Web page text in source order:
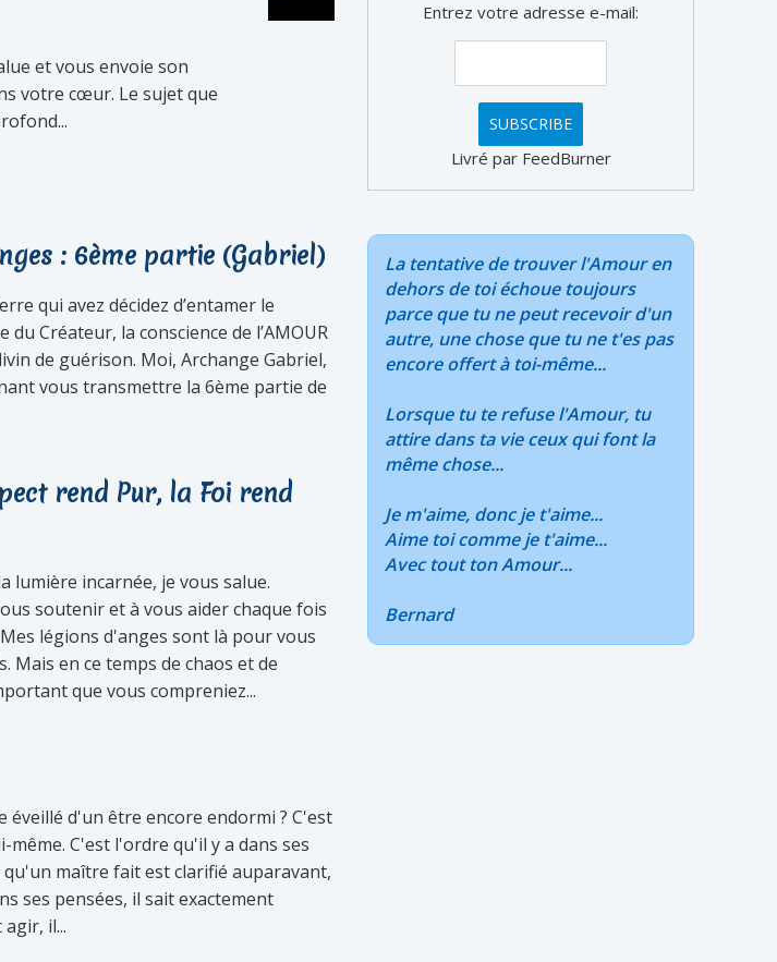
et vous envoie son
votre cœur. Le sujet que
: 6ème partie (Gabriel)
qui avez décidez d’entamer le
Créateur, la conscience de l’AMOUR
de guérison. Moi, Archange Gabriel,
vous transmettre la 6ème partie de
rend Pur, la Foi rend
lumière incarnée, je vous salue.
soutenir et à vous aider chaque fois
légions d'anges sont là pour vous
Mais en ce temps de chaos et de
que vous compreniez...
éveillé d'un être encore endormi ? C'est
C'est l'ordre qu'il y a dans ses
qu'un maître fait est clarifié auparavant,
ses pensées, il sait exactement
il...
Entrez votre adresse e-mail:
Livré par FeedBurner
La tentative de trouver l'Amour en
dehors de toi échoue toujours
parce que tu ne peut recevoir d'un
autre, une chose que tu ne t'es pas
encore offert à toi-même...
Lorsque tu te refuse l'Amour, tu
attire dans ta vie ceux qui font la
même chose...
Je m'aime, donc je t'aime...
Aime toi comme je t'aime...
Avec tout ton Amour...
Bernard